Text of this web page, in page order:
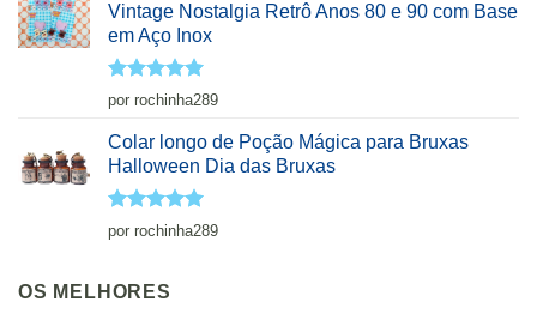
Vintage Nostalgia Retrô Anos 80 e 90 com Base
em Aço Inox
Avaliação5
de 5
por rochinha289
Colar longo de Poção Mágica para Bruxas
Halloween Dia das Bruxas
Avaliação5
de 5
por rochinha289
OS MELHORES